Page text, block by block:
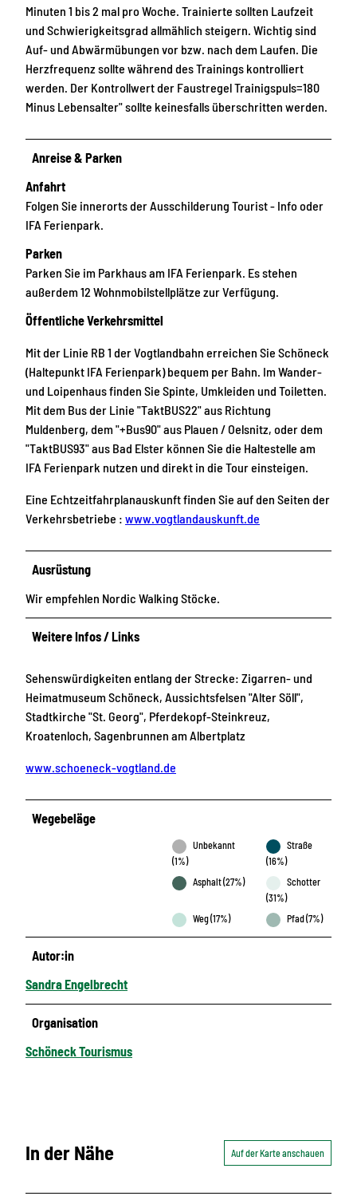
Minuten 1 bis 2 mal pro Woche. Trainierte sollten Laufzeit
und Schwierigkeitsgrad allmählich steigern. Wichtig sind
Auf- und Abwärmübungen vor bzw. nach dem Laufen. Die
Herzfrequenz sollte während des Trainings kontrolliert
werden. Der Kontrollwert der Faustregel Trainigspuls=180
Minus Lebensalter" sollte keinesfalls überschritten werden.
Anreise & Parken
Anfahrt
Folgen Sie innerorts der Ausschilderung Tourist - Info oder
IFA Ferienpark.
Parken
Parken Sie im Parkhaus am IFA Ferienpark. Es stehen
außerdem 12 Wohnmobilstellplätze zur Verfügung.
Öffentliche Verkehrsmittel
Mit der Linie RB 1 der Vogtlandbahn erreichen Sie Schöneck
(Haltepunkt IFA Ferienpark) bequem per Bahn. Im Wander-
und Loipenhaus finden Sie Spinte, Umkleiden und Toiletten.
Mit dem Bus der Linie "TaktBUS22" aus Richtung
Muldenberg, dem "+Bus90" aus Plauen / Oelsnitz, oder dem
"TaktBUS93" aus Bad Elster können Sie die Haltestelle am
IFA Ferienpark nutzen und direkt in die Tour einsteigen.
Eine Echtzeitfahrplanauskunft finden Sie auf den Seiten der
Verkehrsbetriebe : www.vogtlandauskunft.de
Ausrüstung
Wir empfehlen Nordic Walking Stöcke.
Weitere Infos / Links
Sehenswürdigkeiten entlang der Strecke: Zigarren- und
Heimatmuseum Schöneck, Aussichtsfelsen "Alter Söll",
Stadtkirche "St. Georg", Pferdekopf-Steinkreuz,
Kroatenloch, Sagenbrunnen am Albertplatz
www.schoeneck-vogtland.de
Wegebeläge
Unbekannt
(1%)
Straße
(16%)
Asphalt (27%)
Schotter
(31%)
Weg (17%)
Pfad (7%)
Autor:in
Sandra Engelbrecht
Organisation
Schöneck Tourismus
In der Nähe Auf der Karte anschauen